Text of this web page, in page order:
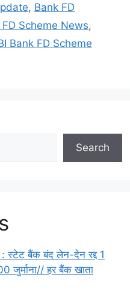
, Bank FD
FD Scheme News,
Bank FD Scheme
Search
बैंक बंद लेन-देन रद्द 1
जुर्माना// हर बैंक खाता